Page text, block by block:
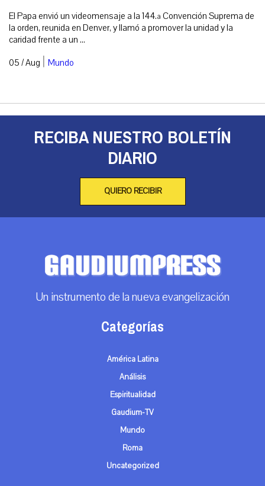
El Papa envió un videomensaje a la 144.ª Convención Suprema de
la orden, reunida en Denver, y llamó a promover la unidad y la
caridad frente a un ...
05 / Aug | Mundo
RECIBA NUESTRO BOLETÍN
DIARIO
QUIERO RECIBIR
Un instrumento de la nueva evangelización
Categorías
América Latina
Análisis
Espiritualidad
Gaudium-TV
Mundo
Roma
Uncategorized